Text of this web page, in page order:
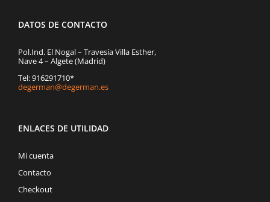
DATOS DE CONTACTO
Pol.Ind. El Nogal – Travesía Villa Esther,
Nave 4 – Algete (Madrid)
Tel: 916291710*
degerman@degerman.es
ENLACES DE UTILIDAD
Mi cuenta
Contacto
Checkout